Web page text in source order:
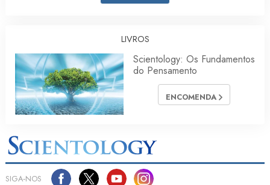
LIVROS
Scientology: Os Fundamentos
do Pensamento
ENCOMENDA
SIGA‑NOS